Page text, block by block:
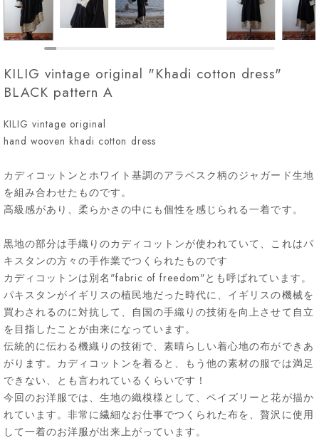
KILIG vintage original "Khadi cotton dress"
BLACK pattern A
KILIG vintage original
hand wooven khadi cotton dress
カディコットンとホワイト基調のアラベスク柄のジャガード生地
を組み合わせたものです。
高級感があり、柔らかさの中にも個性を感じられる一着です。
黒地の部分は手織りのカディコットンが使われていて、これはパ
キスタンの方々の手作業でつくられたものです
カディコットンは別名"fabric of freedom"とも呼ばれています。
パキスタンがイギリスの植民地だった時代に、イギリスの機械を
買わされるのに対抗して、自国の手織りの技術を向上させて自立
を目指したことが由来になっています。
伝統的に伝わる機織りの技術で、素晴らしい着心地の布ができあ
がります。カディコットンを着ると、もう他の素材の服では満足
できない、とも言われているくらいです！
今回のお洋服では、生地の織模様として、ペイズリーと花が描か
れています。非常に繊細なお仕事でつくられた布を、贅沢に使用
して一着のお洋服が出来上がっています。